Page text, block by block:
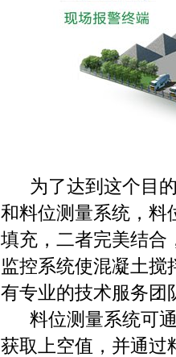
为了达到这个目
和料位测量系统，料
填充，二者完美结合
监控系统使混凝土搅
有专业的技术服务团
料位测量系统可通
获取上空值，并通过